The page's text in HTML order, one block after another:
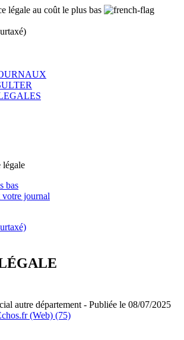
légale au coût le plus bas
légale
bas
votre journal
autre département - Publiée le 08/07/2025
(Web) (75)